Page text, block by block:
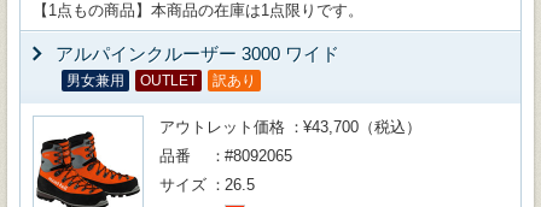
【1点もの商品】本商品の在庫は1点限りです。
アルパインクルーザー 3000 ワイド
男女兼用 OUTLET 訳あり
アウトレット価格
¥43,700（税込）
品番
#8092065
サイズ
26.5